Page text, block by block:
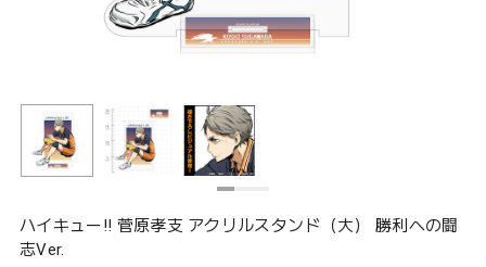
ハイキュー!! 菅原孝支 アクリルスタンド（大） 勝利への闘
志Ver.